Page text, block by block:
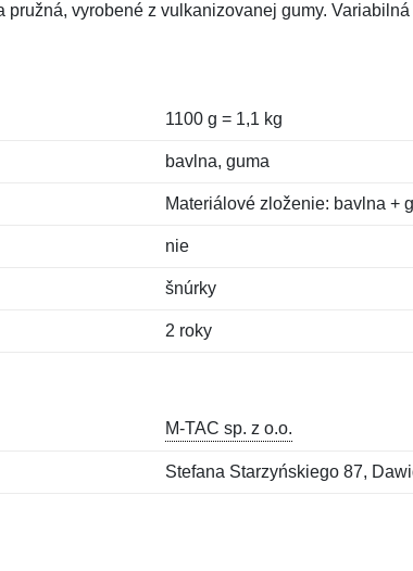
pružná, vyrobené z vulkanizovanej gumy.
1100 g = 1,1 kg
bavlna, guma
Materiálové zloženie: bavlna +
nie
šnúrky
2 roky
M-TAC sp. z o.o.
Stefana Starzyńskiego 87,